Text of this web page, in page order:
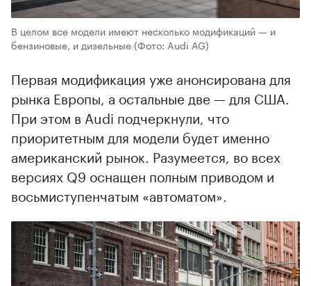
В целом все модели имеют несколько модификаций — и
бензиновые, и дизельные(Фото: Audi AG)
Первая модификация уже анонсирована для
рынка Европы, а остальные две — для США.
При этом в Audi подчеркнули, что
приоритетным для модели будет именно
американский рынок. Разумеется, во всех
версиях Q9 оснащен полным приводом и
восьмиступенчатым «автоматом».